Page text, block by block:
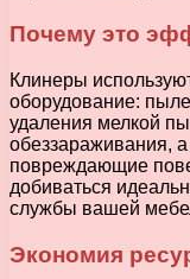
Почему это
Клинеры
оборудование:
удаления мелкой
обеззараживания,
повреждающие
добиваться
службы вашей
Экономия